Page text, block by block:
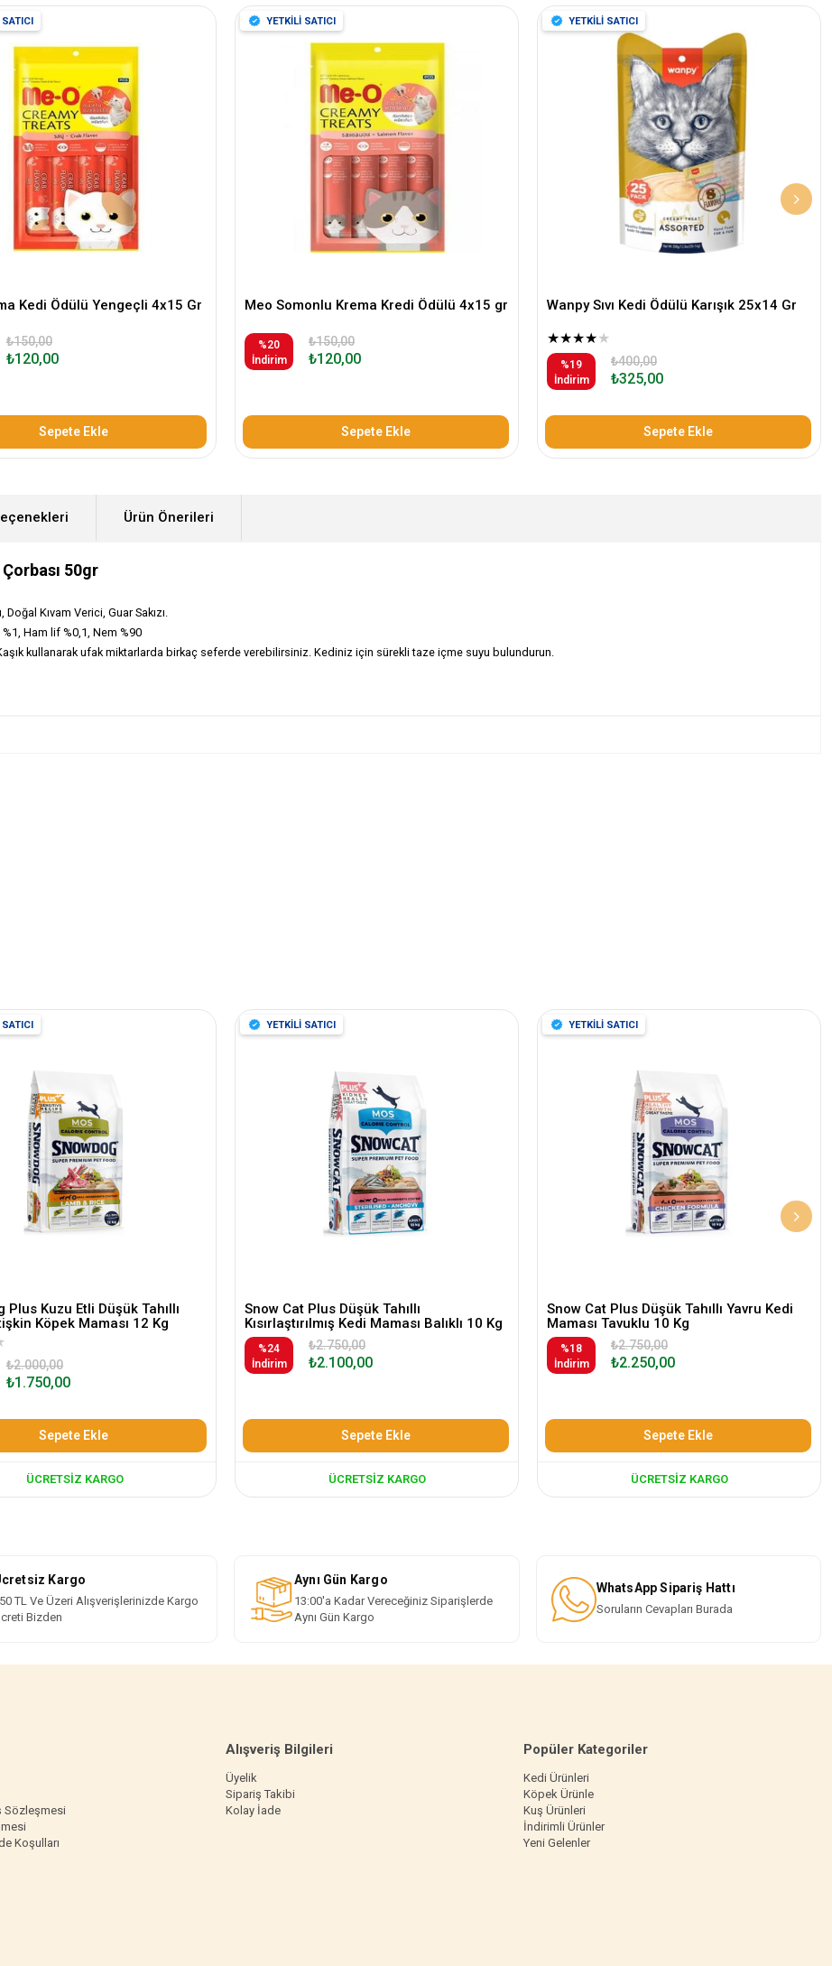
Kedi Ödülü Yengeçli 4x15 Gr
₺120,00
₺150,00
Sepete Ekle
SATICI
Meo Somonlu Krema Kredi Ödülü 4x15 gr
%20
İndirim
₺120,00
₺150,00
Sepete Ekle
YETKİLİ SATICI
Wanpy Sıvı Kedi Ödülü Karışık 25x14 Gr
★★★★★
%19
İndirim
₺325,00
₺400,00
Sepete Ekle
YETKİLİ SATICI
Ürün Önerileri
50gr
Kıvam Verici, Guar Sakızı.
Ham lif %0,1, Nem %90
kullanarak ufak miktarlarda birkaç seferde verebilirsiniz. Kediniz için sürekli taze içme suyu bulundurun.
Plus Kuzu Etli Düşük Tahıllı
Köpek Maması 12 Kg
₺1.750,00
₺2.000,00
Sepete Ekle
ÜCRETSIZ KARGO
SATICI
Snow Cat Plus Düşük Tahıllı
Kısırlaştırılmış Kedi Maması Balıklı 10 Kg
%24
İndirim
₺2.100,00
₺2.750,00
Sepete Ekle
ÜCRETSIZ KARGO
YETKİLİ SATICI
Snow Cat Plus Düşük Tahıllı Yavru Kedi
Maması Tavuklu 10 Kg
%18
İndirim
₺2.250,00
₺2.750,00
Sepete Ekle
ÜCRETSIZ KARGO
YETKİLİ SATICI
Kargo
TL Ve Üzeri Alışverişlerinizde Kargo
Bizden
Aynı Gün Kargo
13:00'a Kadar Vereceğiniz Siparişlerde
Aynı Gün Kargo
WhatsApp Sipariş Hattı
Soruların Cevapları Burada
Sözleşmesi
Koşulları
Alışveriş Bilgileri
Üyelik
Sipariş Takibi
Kolay İade
Popüler Kategoriler
Kedi Ürünleri
Köpek Ürünle
Kuş Ürünleri
İndirimli Ürünler
Yeni Gelenler